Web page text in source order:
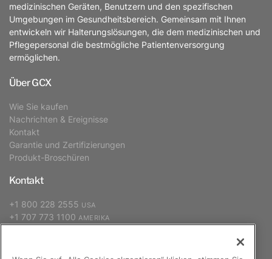
medizinischen Geräten, Benutzern und den spezifischen
Umgebungen im Gesundheitsbereich. Gemeinsam mit Ihnen
entwickeln wir Halterungslösungen, die dem medizinischen und
Pflegepersonal die bestmögliche Patientenversorgung
ermöglichen.
Über GCX
Wie Sie kaufen
Nachrichten & Ereignisse
Kontakt
Garantie und Zertifizierungen
Produkt-Broschüren
Kontakt
+1 800 228 2555 USA
+1 707 773 1100 AMERIKA